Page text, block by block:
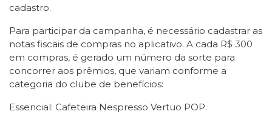
cadastro.
Para participar da campanha, é necessário cadastrar as
notas fiscais de compras no aplicativo. A cada R$ 300
em compras, é gerado um número da sorte para
concorrer aos prêmios, que variam conforme a
categoria do clube de benefícios:
Essencial: Cafeteira Nespresso Vertuo POP.